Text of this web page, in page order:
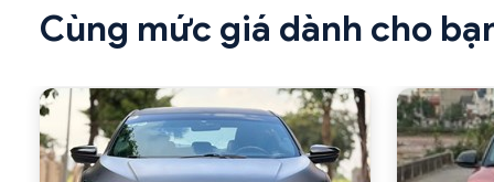
Cùng mức giá dành cho